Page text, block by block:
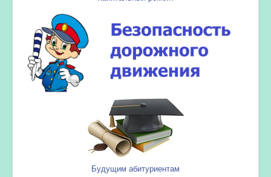
Будущим абитуриентам